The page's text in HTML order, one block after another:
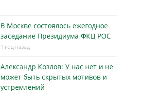
В Москве состоялось ежегодное
заседание Президиума ФКЦ РОС
1 год назад
Александр Козлов: У нас нет и не
может быть скрытых мотивов и
устремлений